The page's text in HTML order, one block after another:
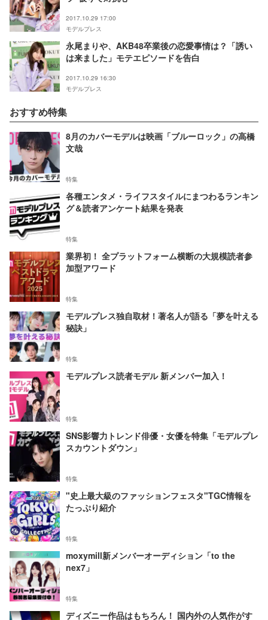
2017.10.29 17:00
モデルプレス
永尾まりや、AKB48卒業後の恋愛事情は？「誘い
は来ました」モテエピソードを告白
2017.10.29 16:30
モデルプレス
おすすめ特集
8月のカバーモデルは映画「ブルーロック」の高橋
文哉
特集
各種エンタメ・ライフスタイルにまつわるランキン
グ＆読者アンケート結果を発表
特集
業界初！ 全プラットフォーム横断の大規模読者参
加型アワード
特集
モデルプレス独自取材！著名人が語る「夢を叶える
秘訣」
特集
モデルプレス読者モデル 新メンバー加入！
特集
SNS影響力トレンド俳優・女優を特集「モデルプレ
スカウントダウン」
特集
"史上最大級のファッションフェスタ"TGC情報を
たっぷり紹介
特集
moxymill新メンバーオーディション「to the
nex7」
特集
ディズニー作品はもちろん！ 国内外の人気作がす